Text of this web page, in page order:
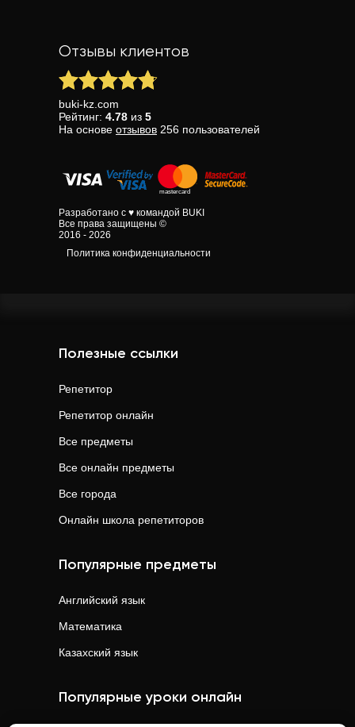
Отзывы клиентов
buki-kz.com
Рейтинг: 4.78 из 5
На основе отзывов 256 пользователей
Разработано с ♥ командой BUKI
Все права защищены ©
2016 - 2026
Политика конфиденциальности
Полезные ссылки
Репетитор
Репетитор онлайн
Все предметы
Все онлайн предметы
Все города
Онлайн школа репетиторов
Популярные предметы
Английский язык
Математика
Казахский язык
Популярные уроки онлайн